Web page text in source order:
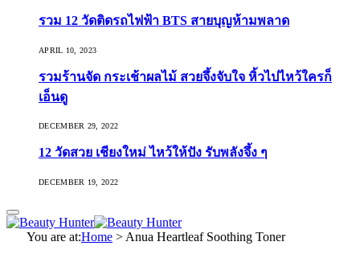
รวม 12 วัดติดรถไฟฟ้า BTS สายบุญห้ามพลาด
APRIL 10, 2023
รวมร้านจัด กระเช้าผลไม้ สวยจึ้งจับใจ หิ้วไปไหว้ใครก็
เอ็นดู
DECEMBER 29, 2022
12 วัดสวย เชียงใหม่ ไหว้ให้ปัง รับพลังจึ้ง ๆ
DECEMBER 19, 2022
You are at:Home > Anua Heartleaf Soothing Toner